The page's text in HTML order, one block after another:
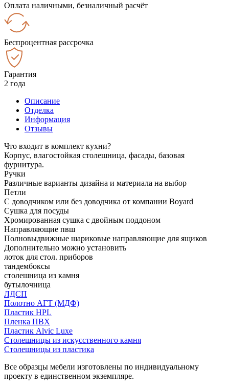
Оплата наличными, безналичный расчёт
Беспроцентная рассрочка
Гарантия
2 года
Описание
Отделка
Информация
Отзывы
Что входит в комплект кухни?
Корпус, влагостойкая столешница, фасады, базовая
фурнитура.
Ручки
Различные варианты дизайна и материала на выбор
Петли
С доводчиком или без доводчика от компании Boyard
Сушка для посуды
Хромированная сушка с двойным поддоном
Направляющие пвш
Полновыдвижные шариковые направляющие для ящиков
Дополнительно можно установить
лоток для стол. приборов
тандембоксы
столешница из камня
бутылочница
ЛДСП
Полотно АГТ (МДФ)
Пластик HPL
Пленка ПВХ
Пластик Alvic Luxe
Столешницы из искусственного камня
Столешницы из пластика
Все образцы мебели изготовлены по индивидуальному
проекту в единственном экземпляре.